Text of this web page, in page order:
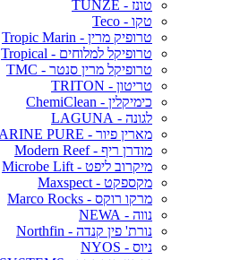
טונז - TUNZE
טקו - Teco
טרופיק מרין - Tropic Marin
טרופיקל למלוחים - Tropical
טרופיקל מרין סנטר - TMC
טריטון - TRITON
כימיקלין - ChemiClean
לגונה - LAGUNA
מארין פיור - MARINE PURE
מודרן ריף - Modern Reef
מיקרוב ליפט - Microbe Lift
מקספקט - Maxspect
מרקו רוקס - Marco Rocks
נווה - NEWA
נורת' פין קנדה - Northfin
ניוס - NYOS